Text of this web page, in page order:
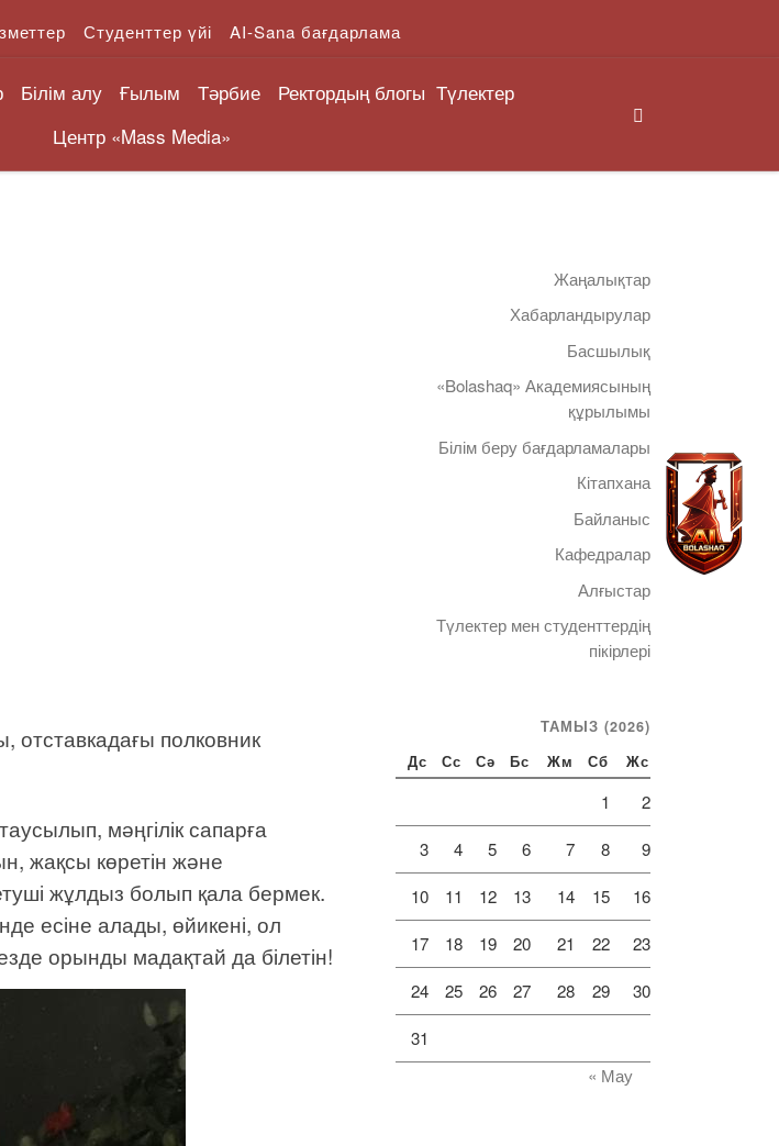
Студенттер үйі AI-Sana бағдарлама
Білім алу Ғылым Тәрбие Ректордың блогы Түлектер
Центр «Mass Media»
отставкадағы полковник
мәңгілік сапарға
жақсы көретін және
жұлдыз болып қала бермек.
есіне алады, өйикені, ол
орынды мадақтай да білетін!
Жаңалықтар
Хабарландырулар
Басшылық
«Bolashaq» Академиясының
құрылымы
Білім беру бағдарламалары
Кітапхана
Байланыс
Кафедралар
Алғыстар
Түлектер мен студенттердің
пікірлері
ТАМЫЗ (2026)
Дс Сс Сә Бс Жм Сб Жс
1 2
3 4 5 6 7 8 9
10 11 12 13 14 15 16
17 18 19 20 21 22 23
24 25 26 27 28 29 30
31
« Мау
Telegram